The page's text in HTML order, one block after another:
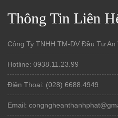
Thông Tin Liên
Công Ty TNHH TM-DV Đầu Tư An
Hotline: 0938.11.23.99
Điện Thoại: (028) 6688.4949
Email: